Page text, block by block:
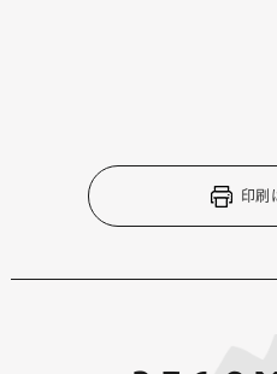
印刷